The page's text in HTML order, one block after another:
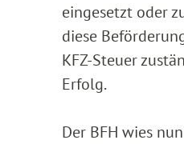
eingesetzt oder
diese
KFZ-Steuer
Erfolg.
Der BFH wies